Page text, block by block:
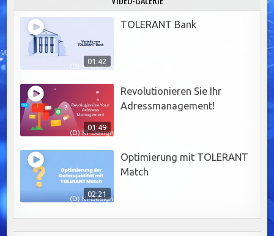
01:42
TOLERANT Bank
01:49
Revolutionieren Sie Ihr
Adressmanagement!
02:21
Optimierung mit TOLERANT
Match